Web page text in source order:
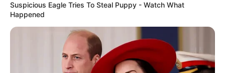
Suspicious Eagle Tries To Steal Puppy - Watch What
Happened